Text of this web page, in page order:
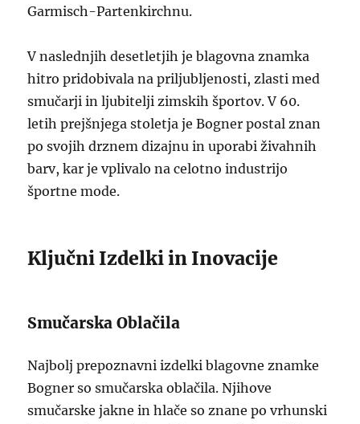
Garmisch-Partenkirchnu.
V naslednjih desetletjih je blagovna znamka
hitro pridobivala na priljubljenosti, zlasti med
smučarji in ljubitelji zimskih športov. V 60.
letih prejšnjega stoletja je Bogner postal znan
po svojih drznem dizajnu in uporabi živahnih
barv, kar je vplivalo na celotno industrijo
športne mode.
Ključni Izdelki in Inovacije
Smučarska Oblačila
Najbolj prepoznavni izdelki blagovne znamke
Bogner so smučarska oblačila. Njihove
smučarske jakne in hlače so znane po vrhunski